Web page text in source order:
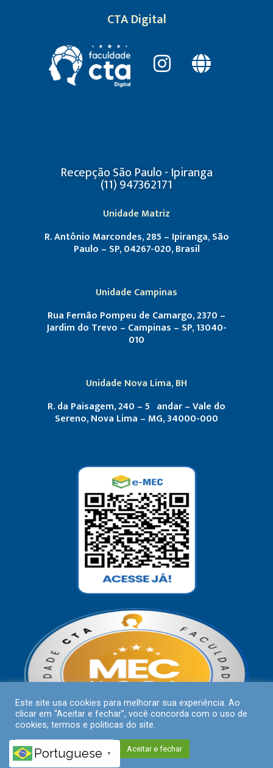
CTA Digital
Recepção São Paulo - Ipiranga
(11) 947362171
Unidade Matriz
R. Antônio Marcondes, 285 – Ipiranga, São
Paulo – SP, 04267-020, Brasil
Unidade Campinas
Rua Fernão Pompeu de Camargo, 2370 –
Jardim do Trevo – Campinas – SP, 13040-
010
Unidade Nova Lima, BH
R. da Paisagem, 240 – 5º andar – Vale do
Sereno, Nova Lima – MG, 34000-000
Este site usa cookies para melhorar sua experiência. Ao
clicar em “Aceitar e fechar”, você concorda com o uso de
cookies, termos e politicas do site.
Políticas de Privacidade Aceitar e fechar
Portuguese ▼